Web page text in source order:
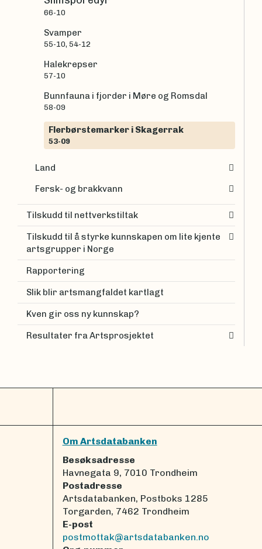
66-10
Svamper
55-10, 54-12
Halekrepser
57-10
Bunnfauna i fjorder i Møre og Romsdal
58-09
Flerbørstemarker i Skagerrak
53-09
Land
Fersk- og brakkvann
Tilskudd til nettverkstiltak
Tilskudd til å styrke kunnskapen om lite kjente
artsgrupper i Norge
Rapportering
Slik blir artsmangfaldet kartlagt
Kven gir oss ny kunnskap?
Resultater fra Artsprosjektet
Om Artsdatabanken
Besøksadresse
Havnegata 9, 7010 Trondheim
Postadresse
Artsdatabanken, Postboks 1285
Torgarden, 7462 Trondheim
E-post
postmottak@artsdatabanken.no